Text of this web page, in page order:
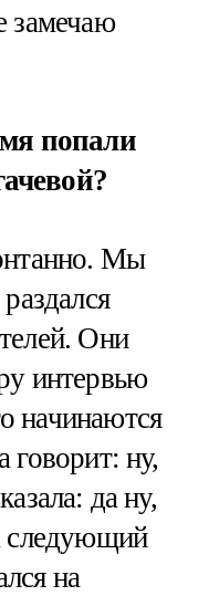
замечаю
попали
Мы
Они
интервью
начинаются
говорит: ну,
да ну,
следующий
на